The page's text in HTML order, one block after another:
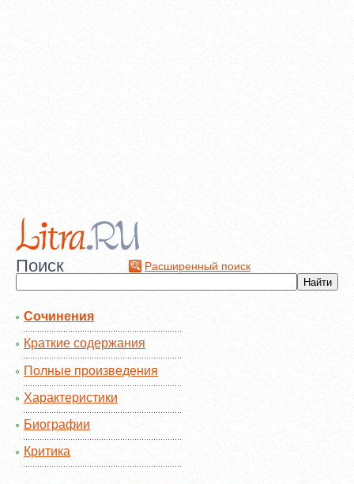
Поиск Расширенный поиск
Сочинения
Краткие содержания
Полные произведения
Характеристики
Биографии
Критика